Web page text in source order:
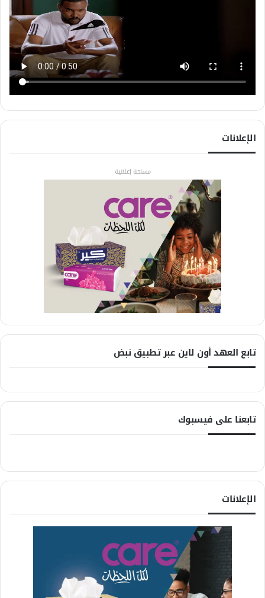
الإعلانات
مساحة إعلانية
تابع العهد أون لاين عبر تطبيق نبض
تابعنا على فيسبوك
الإعلانات